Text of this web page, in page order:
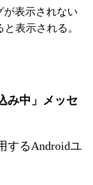
が表示されない
表示される。
み中」メッセ
するAndroidユ